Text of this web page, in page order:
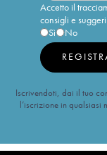
Accetto il
consigli e
Sì
No
Iscrivendoti, dai il tuo
l’iscrizione in